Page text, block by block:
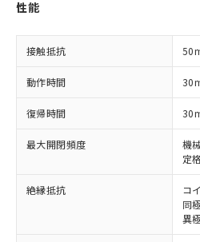
性能
接触抵抗
動作時間
復帰時間
最大開閉頻度
機
定
絶縁抵抗
コ
同
異
ご利用条件
以下の条件をお読みいた
ご利用ください。
商品の当社在庫状
(税抜)を提供させ
当社制御機器事業
本サービスの対象
ことをご了承くだ
有に対応した製品に切
商品です。
対応予定なし：EU RoHS
非含有に非対応の商品
定はありません。
調査・確認中：EU
非含有の対応状況を調査
非該当品：ライセンス
害物質有無と関係のない
仕入先様の事情により、
いたものが、含有品と
※1 中国RoHS○×表
「○」：最大均質材料含
基準値以下であることを
「×」：最大均質材料含
基準値を超えていること
当社は、これら貴